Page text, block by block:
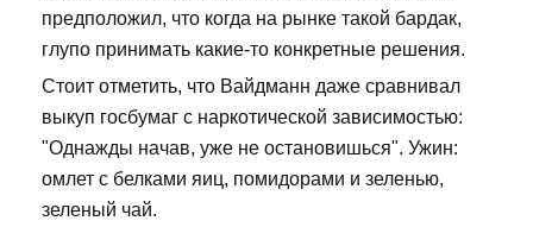
предположил, что когда на рынке такой бардак,
глупо принимать какие-то конкретные решения.
Стоит отметить, что Вайдманн даже сравнивал
выкуп госбумаг с наркотической зависимостью:
"Однажды начав, уже не остановишься". Ужин:
омлет с белками яиц, помидорами и зеленью,
зеленый чай.